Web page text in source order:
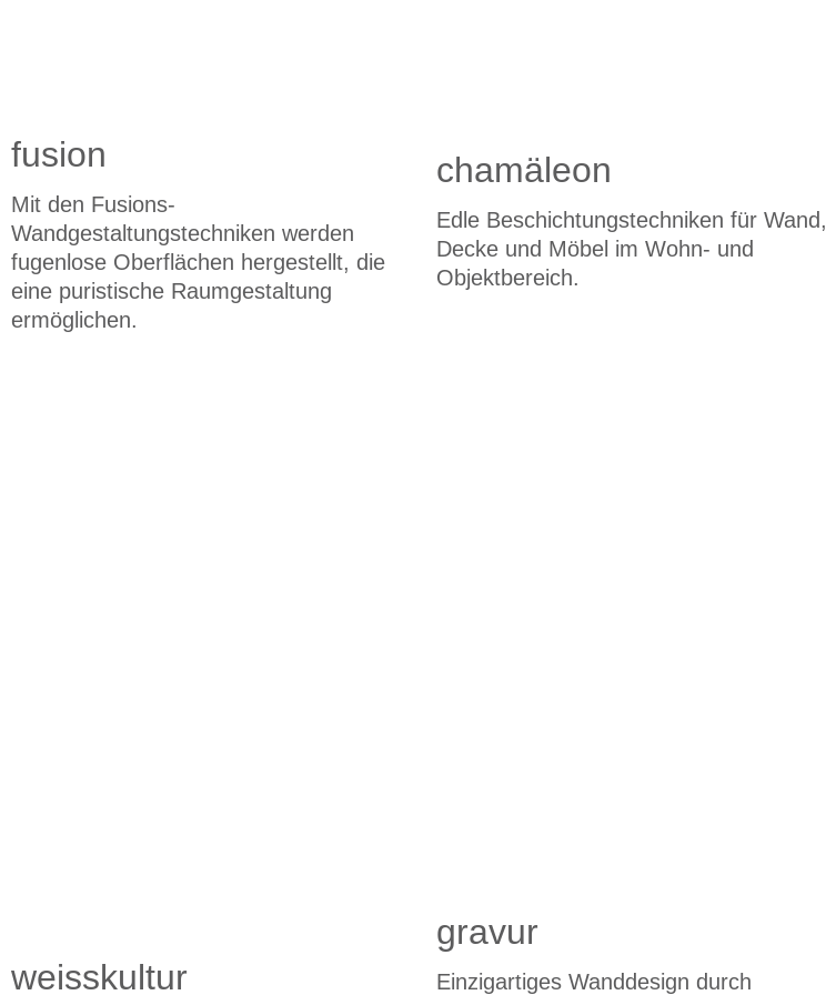
fusion
Mit den Fusions-
Wandgestaltungstechniken werden
fugenlose Oberflächen hergestellt, die
eine puristische Raumgestaltung
ermöglichen.
chamäleon
Edle Beschichtungstechniken für Wand,
Decke und Möbel im Wohn- und
Objektbereich.
weisskultur
gravur
Einzigartiges Wanddesign durch